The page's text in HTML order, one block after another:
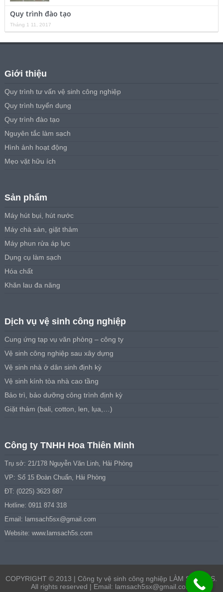
Quy trình đào tạo
Tháng 1 11, 2017
Giới thiệu
Quy trình tư vấn vệ sinh công nghiệp
Quy trình tuyển dụng
Quy trình đào tạo
Nguyên tắc làm sạch
Hình ảnh hoạt động
Mẹo vặt hữu ích
Sản phẩm
Máy hút bụi, hút nước
Máy chà sàn, giặt thảm
Máy phun rửa áp lực
Dụng cụ làm sạch
Hóa chất
Khăn lau đa năng
Dịch vụ vệ sinh công nghiệp
Cung ứng tạp vụ văn phòng – công ty
Vệ sinh công nghiệp sau xây dựng
Vệ sinh nhà ở dân sinh định kỳ
Vệ sinh kính tòa nhà cao tầng
Bảo trì, bảo dưỡng công trình định kỳ
Giặt thảm (bali, cotton, len, lụa,…)
Công ty TNHH Hoa Thiên Minh
Trụ sở: 21/178 Nguyễn Văn Linh, Hải Phòng
VP: Số 15 Đoàn Chuẩn, Hải Phòng
ĐT: (0225) 3623 687
Hotline: 0911 874 318
Email: lamsach5sx@gmail.com
Website: www.lamsach5s.com
COPYRIGHT © 2013 | Công ty vệ sinh công nghiệp LÀM SẠCH 5S.
All rights reserved | Email: lamsach5sx@gmail.com